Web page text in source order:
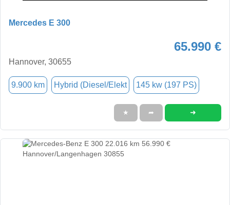
Mercedes E 300
65.990 €
Hannover, 30655
9.900 km Hybrid (Diesel/Elekt 145 kw (197 PS)
★ ➦ ➜